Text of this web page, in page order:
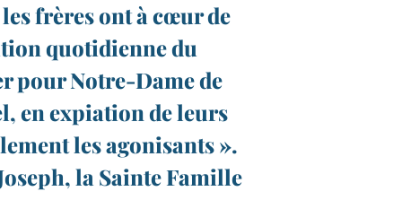
frères ont à cœur de
quotidienne du
pour Notre-​Dame de
en expiation de leurs
les agonisants ».
la Sainte Famille